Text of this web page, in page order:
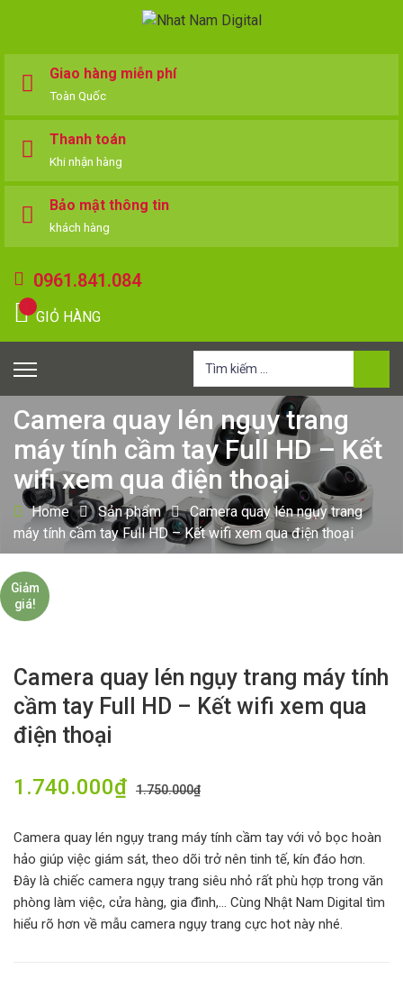
Giao hàng miễn phí
Toàn Quốc
Thanh toán
Khi nhận hàng
Bảo mật thông tin
khách hàng
0961.841.084
GIỎ HÀNG
Tìm
Camera quay lén ngụy trang
máy tính cầm tay Full HD – Kết
wifi xem qua điện thoại
Home Sản phẩm
Camera quay lén ngụy trang
máy tính cầm tay Full HD – Kết wifi xem qua điện thoại
Giảm
giá!
Camera quay lén ngụy trang máy tính
cầm tay Full HD – Kết wifi xem qua
điện thoại
1.750.000₫
1.740.000₫
Camera quay lén ngụy trang máy tính cầm tay với vỏ bọc hoàn
hảo giúp việc giám sát, theo dõi trở nên tinh tế, kín đáo hơn.
Đây là chiếc camera ngụy trang siêu nhỏ rất phù hợp trong văn
phòng làm việc, cửa hàng, gia đình,… Cùng Nhật Nam Digital tìm
hiểu rõ hơn về mẫu camera ngụy trang cực hot này nhé.